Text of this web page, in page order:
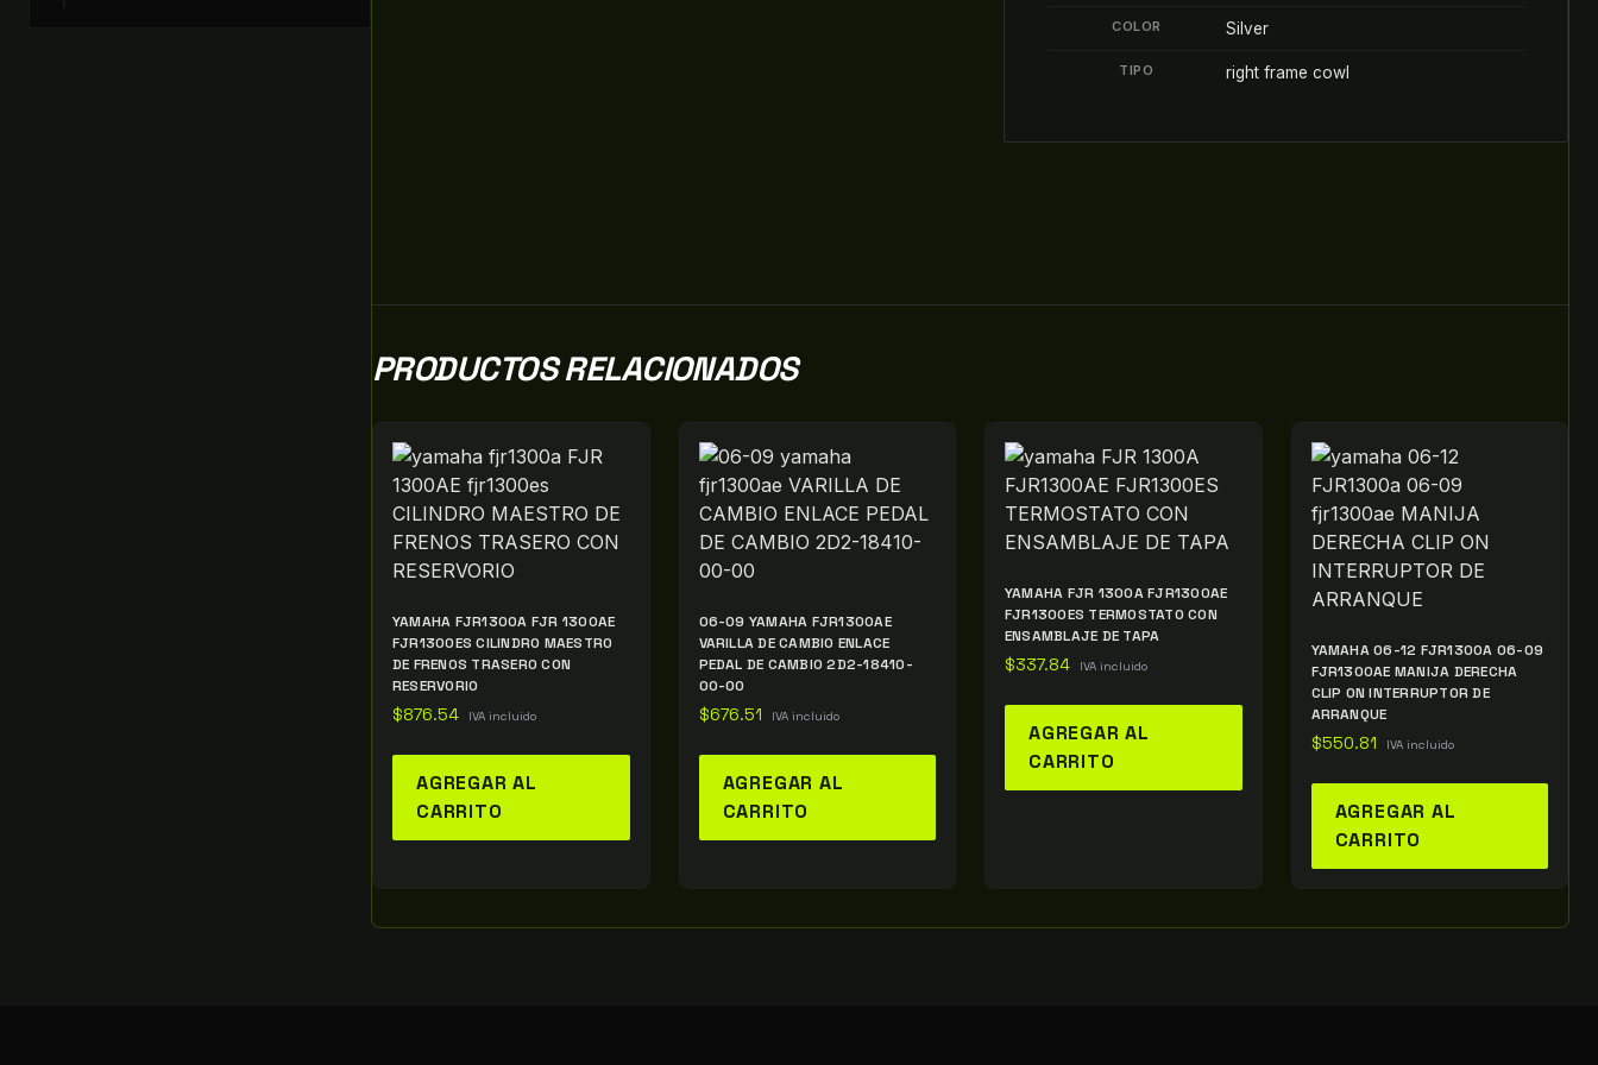
COLOR Silver
TIPO right frame cowl
PRODUCTOS RELACIONADOS
YAMAHA FJR1300A FJR 1300AE
FJR1300ES CILINDRO MAESTRO
DE FRENOS TRASERO CON
RESERVORIO
$876.54 IVA incluido
AGREGAR AL
CARRITO
06-09 YAMAHA FJR1300AE
VARILLA DE CAMBIO ENLACE
PEDAL DE CAMBIO 2D2-18410-
00-00
$676.51 IVA incluido
AGREGAR AL
CARRITO
YAMAHA FJR 1300A FJR1300AE
FJR1300ES TERMOSTATO CON
ENSAMBLAJE DE TAPA
$337.84 IVA incluido
AGREGAR AL
CARRITO
YAMAHA 06-12 FJR1300A 06-09
FJR1300AE MANIJA DERECHA
CLIP ON INTERRUPTOR DE
ARRANQUE
$550.81 IVA incluido
AGREGAR AL
CARRITO